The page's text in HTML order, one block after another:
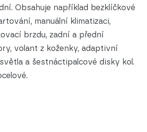
Obsahuje například bezklíčkové
manuální klimatizaci,
brzdu, zadní a přední
volant z koženky, adaptivní
a šestnáctipalcové disky kol.